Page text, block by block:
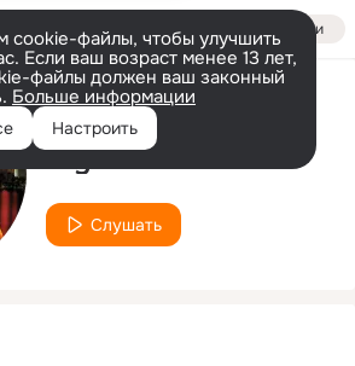
Войти
cookie-файлы, чтобы улучшить
Если ваш возраст менее 13 лет,
файлы должен ваш законный
Больше информации
Настроить
Исполнитель
1Lyfe
Слушать